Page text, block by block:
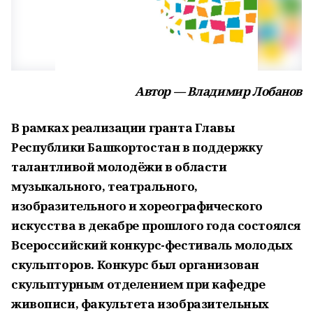
Автор — Владимир Лобанов
В рамках реализации гранта Главы
Республики Башкортостан в поддержку
талантливой молодёжи в области
музыкального, театрального,
изобразительного и хореографического
искусства в декабре прошлого года состоялся
Всероссийский конкурс-фестиваль молодых
скульпторов. Конкурс был организован
скульптурным отделением при кафедре
живописи, факультета изобразительных